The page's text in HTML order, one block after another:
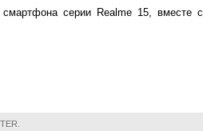
серии Realme 15, вместе с